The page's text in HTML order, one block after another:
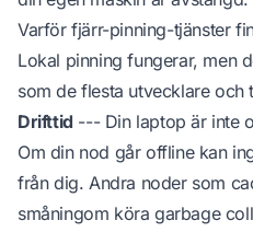
Varför fjärr-pinning-tjänster
Lokal pinning fungerar, men
som de flesta utvecklare och
Drifttid --- Din laptop är inte
Om din nod går offline kan
från dig. Andra noder som
småningom köra garbage